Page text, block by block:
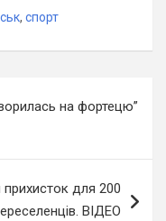
, спорт
на фортецю”
для 200
ВІДЕО